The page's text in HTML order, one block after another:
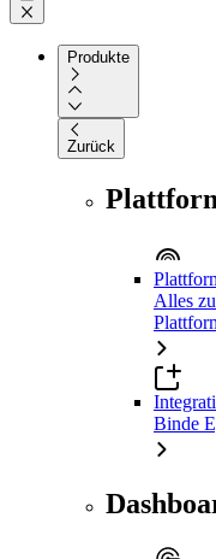
Produkte
Zurück
Alles
Binde